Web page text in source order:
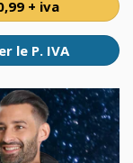
+ iva
le P. IVA